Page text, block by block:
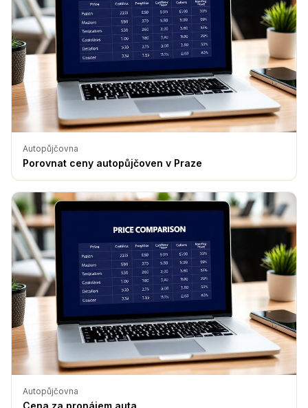
Autopůjčovna
Porovnat ceny autopůjčoven v Praze
Autopůjčovna
Cena za pronájem auta